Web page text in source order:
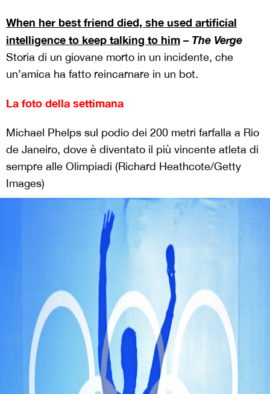
When her best friend died, she used artificial
intelligence to keep talking to him – The Verge
Storia di un giovane morto in un incidente, che
un’amica ha fatto reincarnare in un bot.
La foto della settimana
Michael Phelps sul podio dei 200 metri farfalla a Rio
de Janeiro, dove è diventato il più vincente atleta di
sempre alle Olimpiadi (Richard Heathcote/Getty
Images)